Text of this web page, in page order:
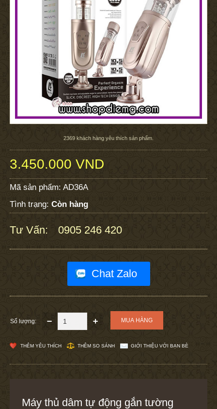
2369 khách hàng yêu thích sản phẩm.
3.450.000 VND
Mã sản phẩm: AD36A
Tình trạng: Còn hàng
Tư Vấn: 0905 246 420
Chat Zalo
Số lượng:
THÊM YÊU THÍCH THÊM SO SÁNH GIỚI THIỆU VỚI BẠN BÈ
Máy thủ dâm tự động gắn tường